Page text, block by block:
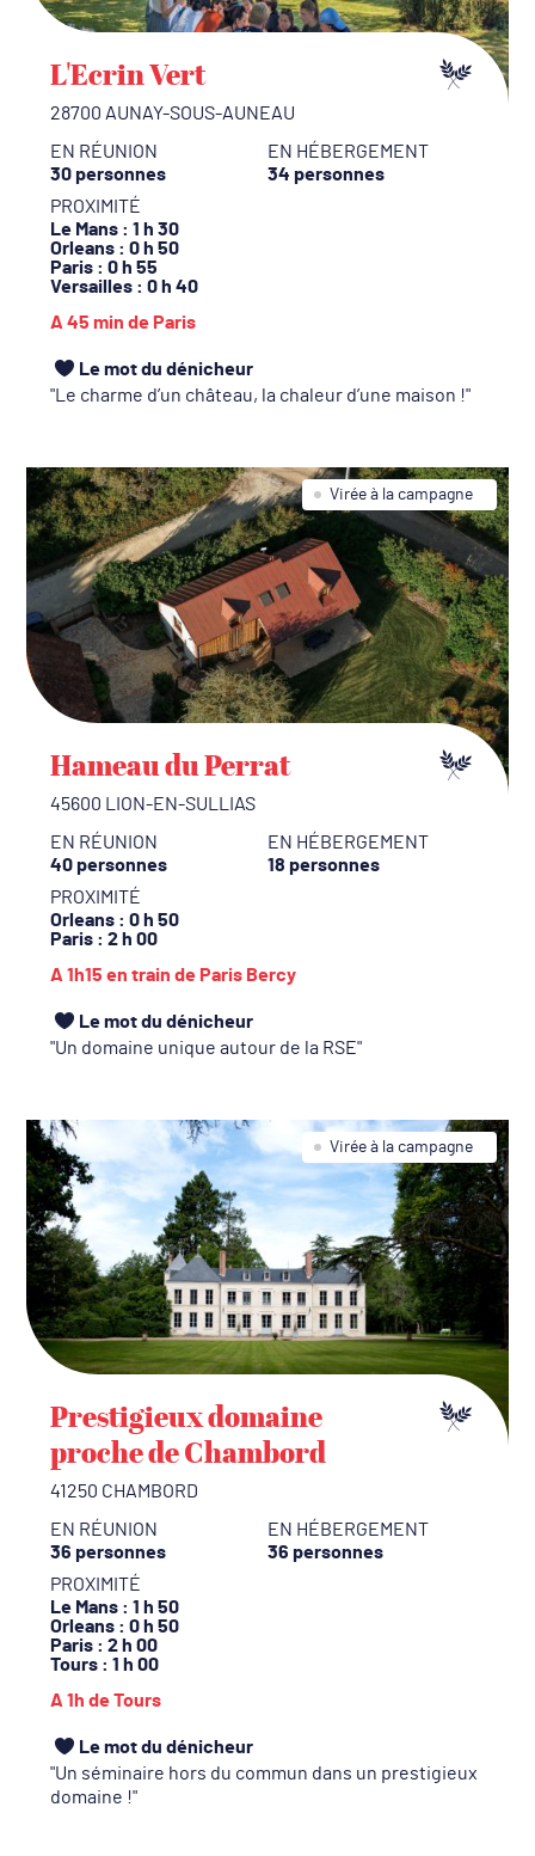
L'Ecrin Vert
28700 AUNAY-SOUS-AUNEAU
EN RÉUNION
30 personnes
EN HÉBERGEMENT
34 personnes
PROXIMITÉ
Le Mans : 1 h 30
Orleans : 0 h 50
Paris : 0 h 55
Versailles : 0 h 40
A 45 min de Paris
Le mot du dénicheur
Le charme d’un château, la chaleur d’une maison !
Virée à la campagne
Hameau du Perrat
45600 LION-EN-SULLIAS
EN RÉUNION
40 personnes
EN HÉBERGEMENT
18 personnes
PROXIMITÉ
Orleans : 0 h 50
Paris : 2 h 00
A 1h15 en train de Paris Bercy
Le mot du dénicheur
Un domaine unique autour de la RSE
Virée à la campagne
Prestigieux domaine
proche de Chambord
41250 CHAMBORD
EN RÉUNION
36 personnes
EN HÉBERGEMENT
36 personnes
PROXIMITÉ
Le Mans : 1 h 50
Orleans : 0 h 50
Paris : 2 h 00
Tours : 1 h 00
A 1h de Tours
Le mot du dénicheur
Un séminaire hors du commun dans un prestigieux
domaine !